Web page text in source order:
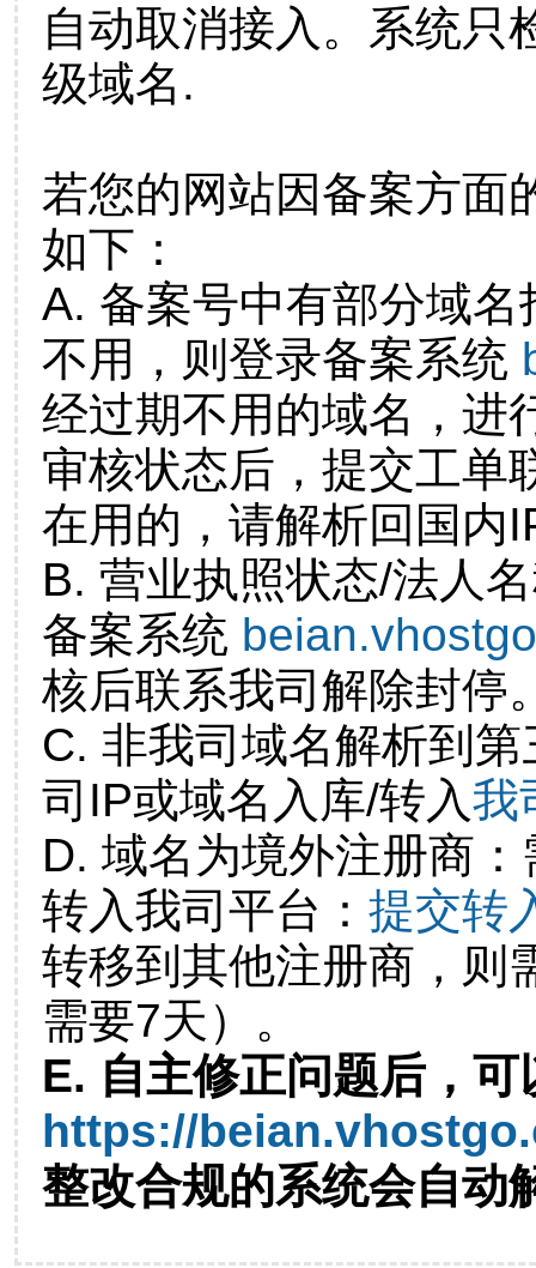
自动取消接入。系统只
级域名.
若您的网站因备案方面
如下：
A. 备案号中有部分域
不用，则登录备案系统
经过期不用的域名，进
审核状态后，提交工单
在用的，请解析回国内
B. 营业执照状态/法人
备案系统
核后联系我司解除封停
C. 非我司域名解析到
司IP或域名入库/转入我
D. 域名为境外注册商
转入我司平台： 提交转
转移到其他注册商，则
需要7天）。
E. 自主修正问题后，可
https://
整改合规的系统会自动